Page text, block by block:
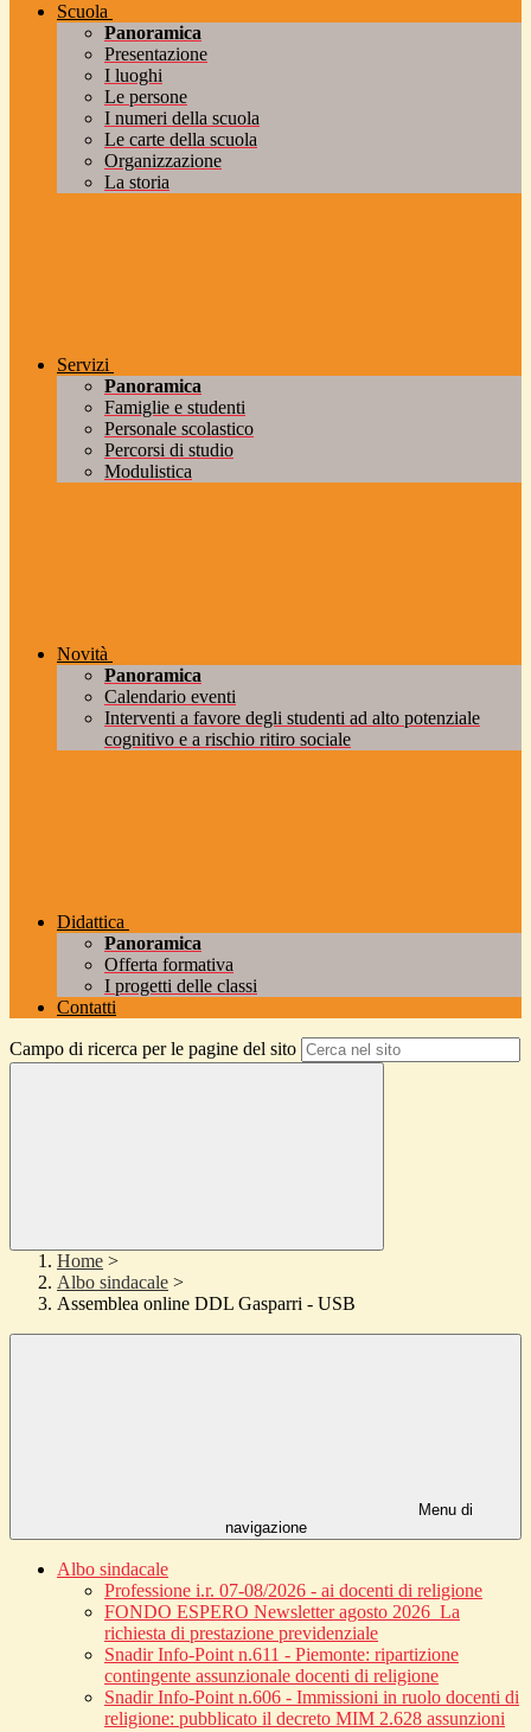
Scuola
Panoramica
Presentazione
I luoghi
Le persone
I numeri della scuola
Le carte della scuola
Organizzazione
La storia
Servizi
Panoramica
Famiglie e studenti
Personale scolastico
Percorsi di studio
Modulistica
Novità
Panoramica
Calendario eventi
Interventi a favore degli studenti ad alto potenziale
cognitivo e a rischio ritiro sociale
Didattica
Panoramica
Offerta formativa
I progetti delle classi
Contatti
Campo di ricerca per le pagine del sito
Home >
Albo sindacale >
Assemblea online DDL Gasparri - USB
Menu di
navigazione
Albo sindacale
Professione i.r. 07-08/2026 - ai docenti di religione
FONDO ESPERO Newsletter agosto 2026_La
richiesta di prestazione previdenziale
Snadir Info-Point n.611 - Piemonte: ripartizione
contingente assunzionale docenti di religione
Snadir Info-Point n.606 - Immissioni in ruolo docenti di
religione: pubblicato il decreto MIM 2.628 assunzioni